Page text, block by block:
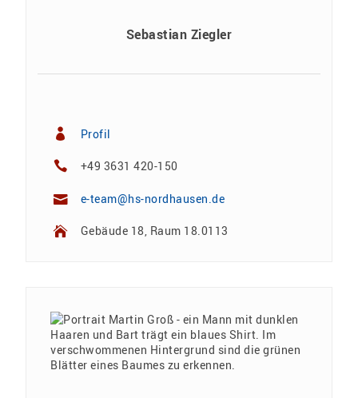
Sebastian Ziegler
Profil
+49 3631 420-150
e-team@hs-nordhausen.de
Gebäude 18, Raum 18.0113